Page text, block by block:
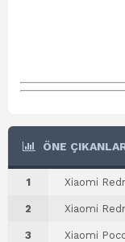
ÖNE
1 Xiaomi
2 Xiaomi
3 Xiaomi